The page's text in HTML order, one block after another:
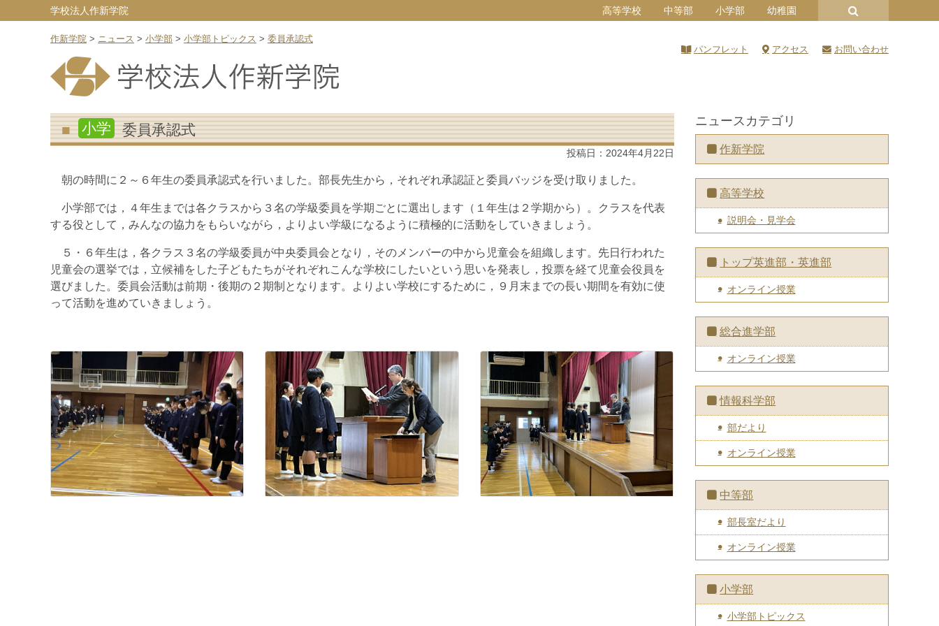
学校法人作新学院 高等学校 中等部 小学部 幼稚園
作新学院 > ニュース > 小学部 > 小学部トピックス > 委員承認式
パンフレット
アクセス お問い合わせ
小学 委員承認式
投稿日： 2024年4月22日
朝の時間に２～６年生の委員承認式を行いました。部長先生から，それぞれ承認証と委員バッジを受け取りました。
小学部では，４年生までは各クラスから３名の学級委員を学期ごとに選出します（１年生は２学期から）。クラスを代表
する役として，みんなの協力をもらいながら，よりよい学級になるように積極的に活動をしていきましょう。
５・６年生は，各クラス３名の学級委員が中央委員会となり，そのメンバーの中から児童会を組織します。先日行われた
児童会の選挙では，立候補をした子どもたちがそれぞれこんな学校にしたいという思いを発表し，投票を経て児童会役員を
選びました。委員会活動は前期・後期の２期制となります。よりよい学校にするために，９月末までの長い期間を有効に使
って活動を進めていきましょう。
ニュースカテゴリ
作新学院
高等学校
説明会・見学会
トップ英進部・英進部
オンライン授業
総合進学部
オンライン授業
情報科学部
部だより
オンライン授業
中等部
部長室だより
オンライン授業
小学部
小学部トピックス